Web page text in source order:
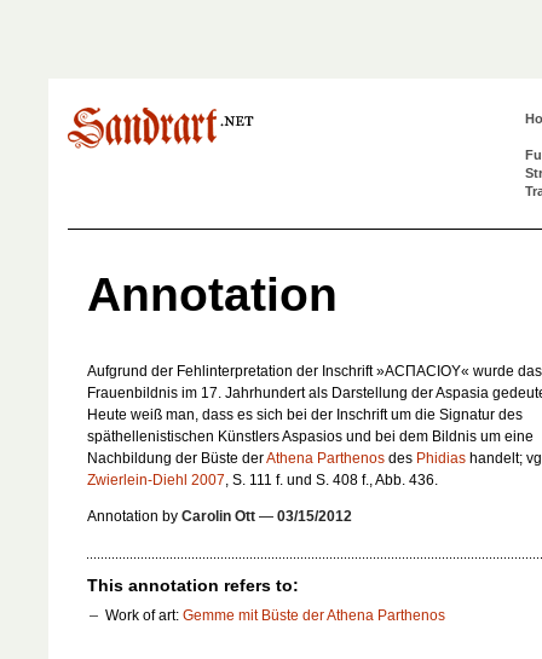
Annotation
Aufgrund der Fehlinterpretation der Inschrift »ACΠACIOY« wurde das
Frauenbildnis im 17. Jahrhundert als Darstellung der Aspasia
Heute weiß man, dass es sich bei der Inschrift um die Signatur des
späthellenistischen Künstlers Aspasios und bei dem Bildnis um eine
Nachbildung der Büste derAthena Parthenos des Phidias handelt;
Zwierlein-Diehl 2007, S. 111 f. und S. 408 f., Abb. 436.
Annotation by Carolin Ott — 03/15/2012
This annotation refers to:
Work of art: Gemme mit Büste der Athena Parthenos